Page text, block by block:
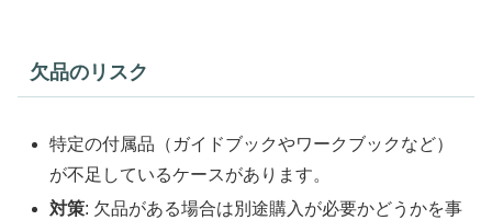
欠品のリスク
特定の付属品（ガイドブックやワークブックなど）
が不足しているケースがあります。
対策: 欠品がある場合は別途購入が必要かどうかを事